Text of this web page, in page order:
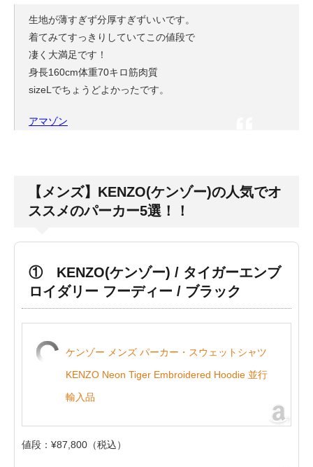
生地が薄すぎず分厚すぎずいいです。
着てみてすっきりしていてこの値段で
凄く大満足です！
身長160cm体重70キロ筋肉質
sizeLでちょうどよかったです。
アマゾン
【メンズ】KENZO(ケンゾー)の人気でオ
ススメのパーカー5選！！
① KENZO(ケンゾー) / タイガーエンブ
ロイダリー フーディー / ブラック
ケンゾー メンズ パーカー・スウェットシャツ
KENZO Neon Tiger Embroidered Hoodie 並行
輸入品
値段：¥87,800（税込）